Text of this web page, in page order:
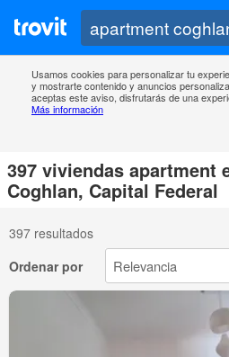
Usamos cookies para personalizar tu
y mostrarte contenido y anuncios
aceptas este aviso, disfrutarás de una
Más información
397 viviendas apartment
Coghlan, Capital Federal
397 resultados
Ordenar por